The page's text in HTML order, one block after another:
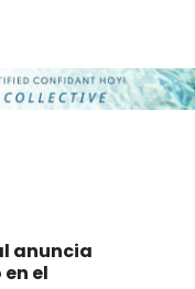
anuncia
el